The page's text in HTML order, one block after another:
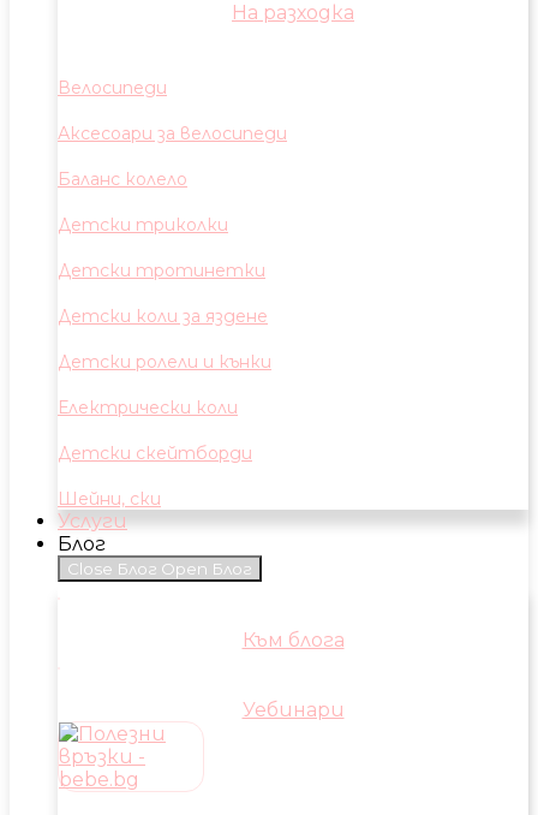
На разходка
Велосипеди
Аксесоари за велосипеди
Баланс колело
Детски триколки
Детски тротинетки
Детски коли за яздене
Детски ролели и кънки
Електрически коли
Детски скейтборди
Шейни, ски
Услуги
Блог
Close Блог Open Блог
Към блога
Уебинари